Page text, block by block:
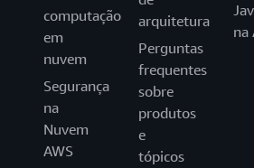
computação
em
nuvem
Segurança
na
Nuvem
AWS
arquitetura
Perguntas
frequentes
sobre
produtos
e
tópicos
na